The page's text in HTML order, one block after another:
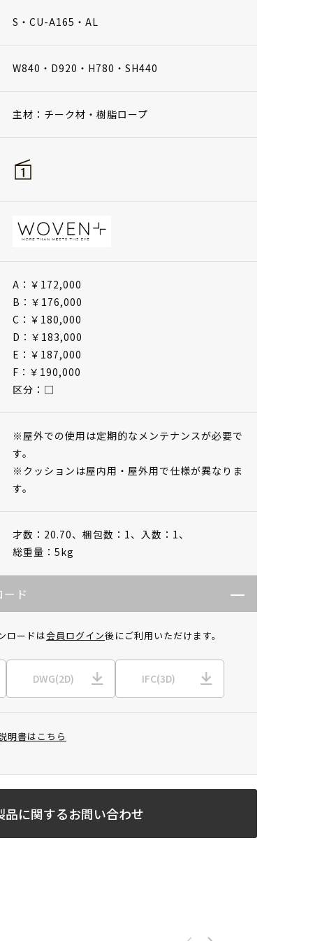
S・CU-A165・AL
W840・D920・H780・SH440
主材：チーク材・樹脂ロープ
A：￥172,000
B：￥176,000
C：￥180,000
D：￥183,000
E：￥187,000
F：￥190,000
区分：□
※屋外での使用は定期的なメンテナンスが必要で
す。
※クッションは屋内用・屋外用で仕様が異なりま
す。
才数：20.70、 梱包数：1、 入数：1、
総重量：5kg
ド
ロードは会員ログイン後にご利用いただけます。
DWG(2D) IFC(3D)
明書はこちら
品に関するお問い合わせ